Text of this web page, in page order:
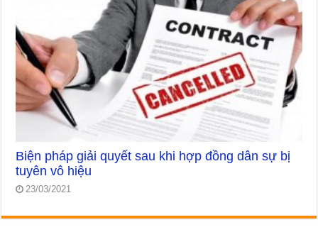
Biện pháp giải quyết sau khi hợp đồng dân sự bị
tuyên vô hiệu
23/03/2021